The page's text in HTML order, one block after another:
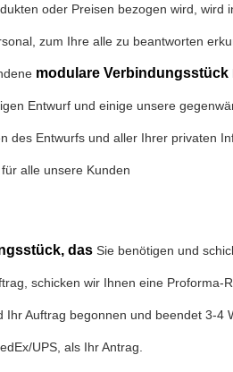
oder Preisen bezogen wird, wird
zum Ihre alle zu beantworten
modulare Verbindungsstück
Entwurf und einige unsere
des Entwurfs und aller Ihrer privaten
alle unsere Kunden
das Sie benötigen und
schicken wir Ihnen eine Proforma-
Auftrag begonnen und beendet 3-4
UPS, als Ihr Antrag.